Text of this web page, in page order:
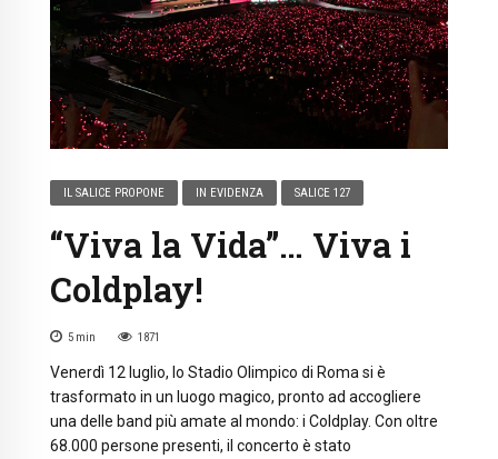
IL SALICE PROPONE IN EVIDENZA SALICE 127
“Viva la Vida”… Viva i
Coldplay!
5 min 1871
Venerdì 12 luglio, lo Stadio Olimpico di Roma si è
trasformato in un luogo magico, pronto ad accogliere
una delle band più amate al mondo: i Coldplay. Con oltre
68.000 persone presenti, il concerto è stato